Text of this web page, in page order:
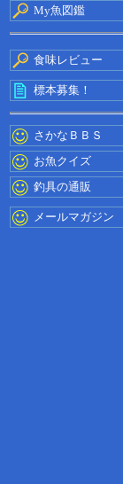
My魚図鑑
食味レビュー
標本募集！
さかなＢＢＳ
お魚クイズ
釣具の通販
メールマガジン